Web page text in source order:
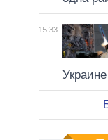
15:33